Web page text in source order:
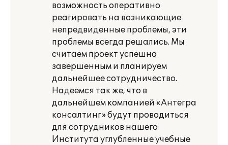
возможность оперативно
реагировать на возникающие
непредвиденные проблемы, эти
проблемы всегда решались. Мы
считаем проект успешно
завершенным и планируем
дальнейшее сотрудничество.
Надеемся так же, что в
дальнейшем компанией «Антегра
консалтинг» будут проводиться
для сотрудников нашего
Института углубленные учебные